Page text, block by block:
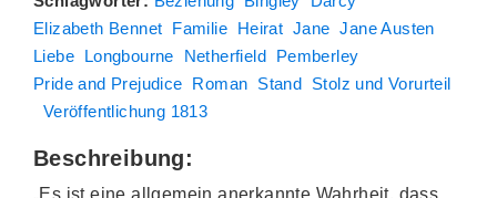
Elizabeth Bennet Familie Heirat Jane Jane Austen
Liebe Longbourne Netherfield Pemberley
Pride and Prejudice Roman Stand Stolz und Vorurteil
Veröffentlichung 1813
Beschreibung:
„Es ist eine allgemein anerkannte Wahrheit, dass